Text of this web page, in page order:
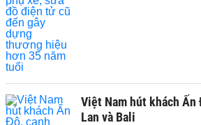
Việt Nam hút khách Ấn
Lan và Bali